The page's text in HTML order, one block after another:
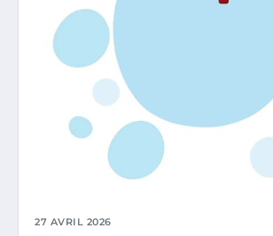
27 AVRIL 2026